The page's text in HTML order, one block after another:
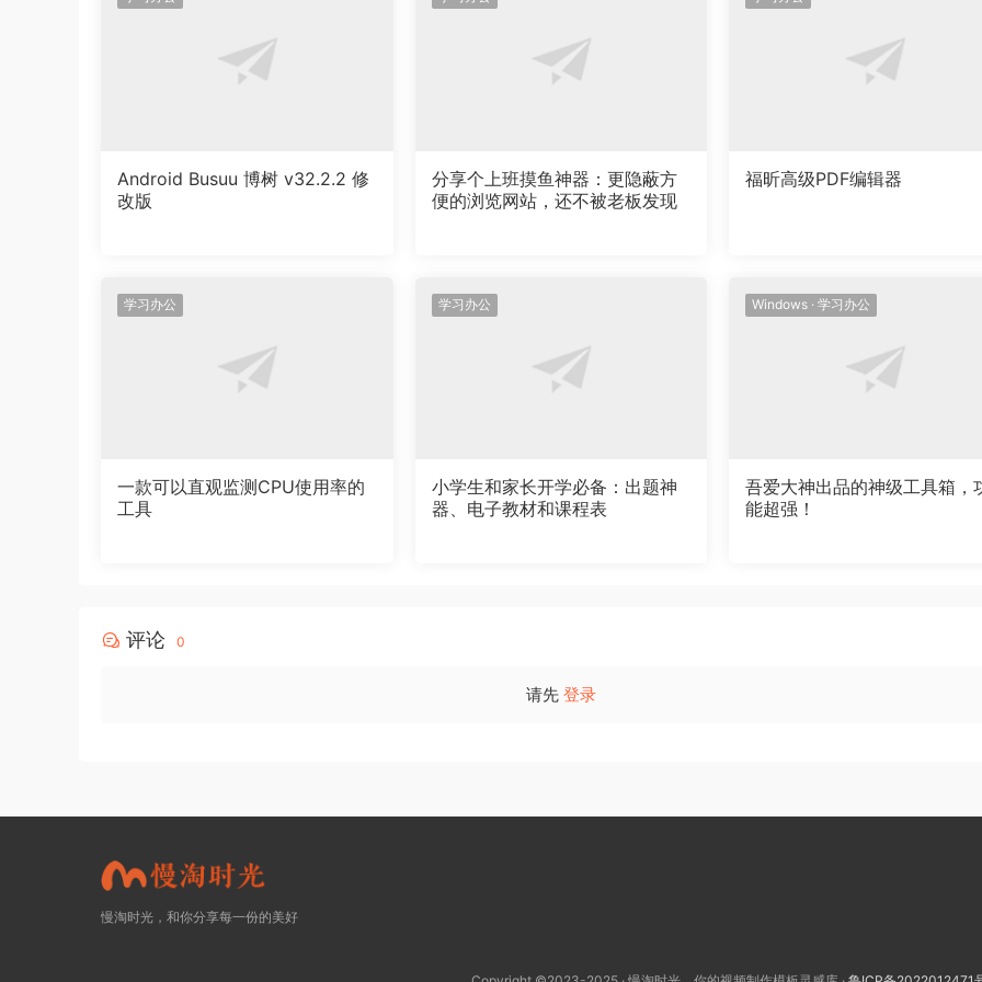
Android Busuu 博树 v32.2.2 修
改版
分享个上班摸鱼神器：更隐蔽方
便的浏览网站，还不被老板发现
福昕高级PDF编辑器
学习办公
一款可以直观监测CPU使用率的
工具
学习办公
小学生和家长开学必备：出题神
器、电子教材和课程表
Windows ·学习办公
吾爱大神出品的神级工具箱，
能超强！
评论 0
请先 登录
慢淘时光，和你分享每一份的美好